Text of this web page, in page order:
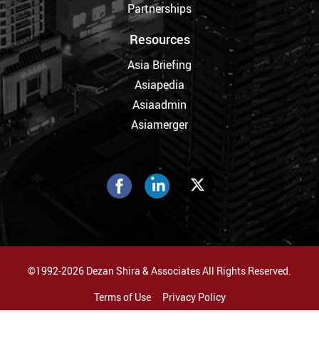
Partnerships
Resources
Asia Briefing
Asiapedia
Asiaadmin
Asiamerger
©1992-2026 Dezan Shira & Associates All Rights Reserved.
Terms of Use
Privacy Policy